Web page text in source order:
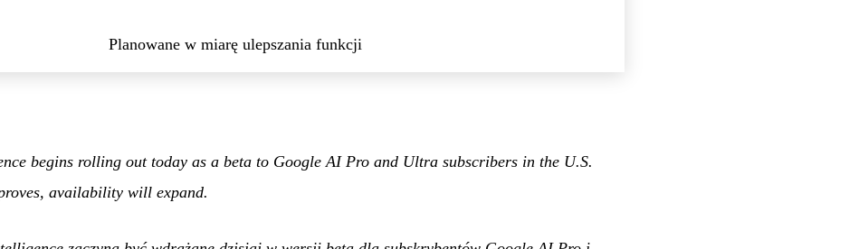
Planowane w miarę ulepszania funkcji
begins rolling out today as a beta to Google AI Pro and Ultra subscribers in the U.S.
availability will expand.